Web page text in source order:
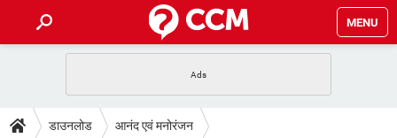
MENU
फोन पर अकाउंट बैलेंस चेक
टेक-स्पेशल
डाउनलोड आनंद एवं मनोरंजन